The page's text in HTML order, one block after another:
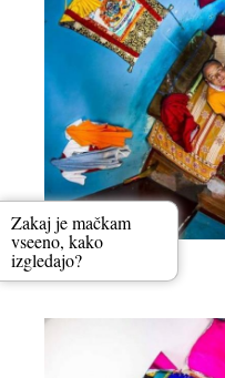
Zakaj je mačkam
vseeno, kako
izgledajo?